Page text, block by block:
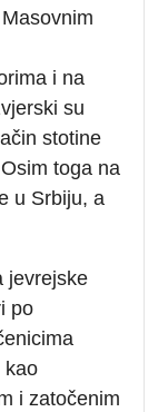
i na
su
stotine
toga na
u Srbiju, a
jevrejske
po
kao
i zatočenim